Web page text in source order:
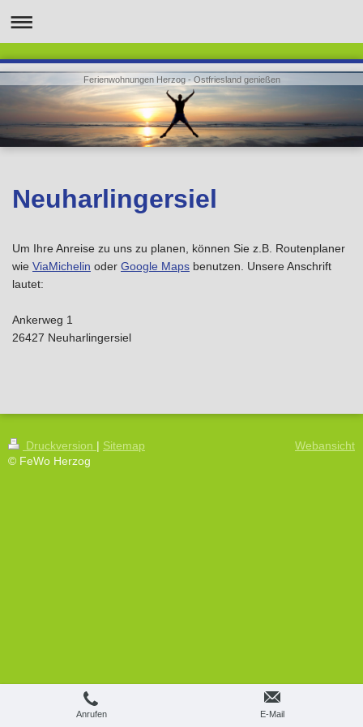
Ferienwohnungen Herzog - Ostfriesland genießen
Neuharlingersiel
Um Ihre Anreise zu uns zu planen, können Sie z.B. Routenplaner
wie ViaMichelin oder Google Maps benutzen. Unsere Anschrift
lautet:
Ankerweg 1
26427 Neuharlingersiel
Druckversion | Sitemap
© FeWo Herzog
Webansicht
Anrufen E-Mail